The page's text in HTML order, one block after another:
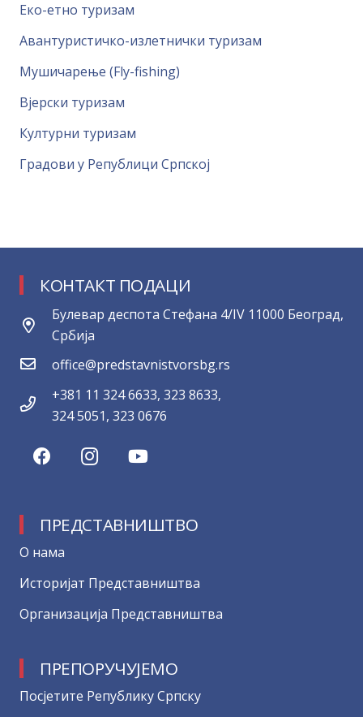
Еко-етно туризам
Авантуристичко-излетнички туризам
Мушичарење (Fly-fishing)
Вјерски туризам
Културни туризам
Градови у Републици Српској
КОНТАКТ ПОДАЦИ
Булевар деспота Стефана 4/IV 11000 Београд,
Србија
office@predstavnistvorsbg.rs
+381 11 324 6633, 323 8633,
324 5051, 323 0676
ПРЕДСТАВНИШТВО
О нама
Историјат Представништва
Организација Представништва
ПРЕПОРУЧУЈЕМО
Посјетите Републику Српску